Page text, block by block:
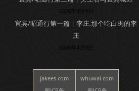
2026年4月9日
宜宾/昭通行第一篇 | 李庄,那个吃白肉的李
庄
2026年4月9日
jakees.com
whuwai.com